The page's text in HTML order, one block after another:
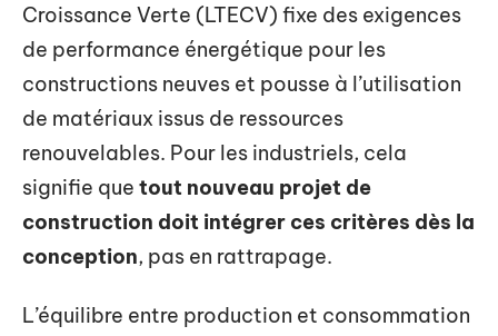
Croissance Verte (LTECV) fixe des exigences
de performance énergétique pour les
constructions neuves et pousse à l’utilisation
de matériaux issus de ressources
renouvelables. Pour les industriels, cela
signifie que tout nouveau projet de
construction doit intégrer ces critères dès la
conception, pas en rattrapage.
L’équilibre entre production et consommation